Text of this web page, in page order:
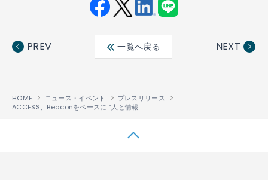
ebo ter
edin
PREV 一覧へ戻る NEXT
HOME ニュース・イベント
プレスリリース
ACCESS、Beaconをベースに “人と情報が触れ合う瞬間の価値を共有できる” 新たなエコシステムの構築を推進